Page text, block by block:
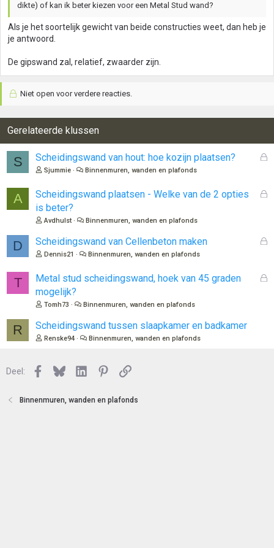
dikte) of kan ik beter kiezen voor een Metal Stud wand?
Als je het soortelijk gewicht van beide constructies weet, dan heb je
je antwoord.
De gipswand zal, relatief, zwaarder zijn.
Niet open voor verdere reacties.
Gerelateerde klussen
S
G
Scheidingswand van hout: hoe kozijn plaatsen?
Sjummie Binnenmuren, wanden en plafonds
A
G
o
Scheidingswand plaatsen - Welke van de 2 opties
is beter?
Avdhulst Binnenmuren, wanden en plafonds
D
G
Scheidingswand van Cellenbeton maken
Dennis21 Binnenmuren, wanden en plafonds
T
G
Metal stud scheidingswand, hoek van 45 graden
mogelijk?
Tomh73 Binnenmuren, wanden en plafonds
R Scheidingswand tussen slaapkamer en badkamer
Renske94 Binnenmuren, wanden en plafonds
Deel: Facebook
BlueskyLinkedInPinterest
Link
Binnenmuren, wanden en plafonds